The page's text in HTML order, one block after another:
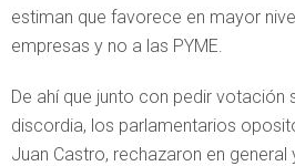
estiman que favorece en mayor
empresas y no a las PYME.
De ahí que junto con pedir votación
discordia, los parlamentarios
Juan Castro, rechazaron en